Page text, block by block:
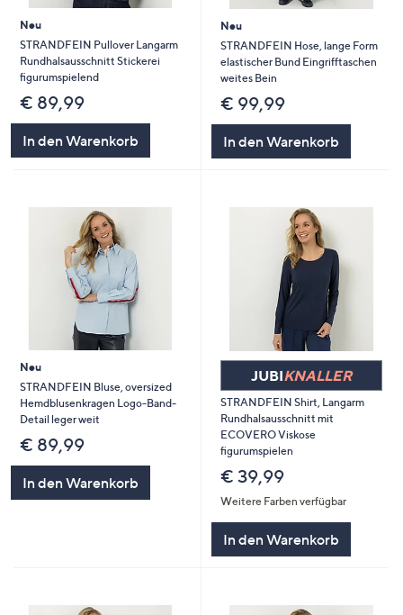
Neu
STRANDFEIN Pullover Langarm
Rundhalsausschnitt Stickerei
figurumspielend
€ 89,99
In den Warenkorb
Neu
STRANDFEIN Hose, lange Form
elastischer Bund Eingrifftaschen
weites Bein
€ 99,99
In den Warenkorb
Neu
STRANDFEIN Bluse, oversized
Hemdblusenkragen Logo-Band-
Detail leger weit
€ 89,99
In den Warenkorb
JUBIKNALLER
STRANDFEIN Shirt, Langarm
Rundhalsausschnitt mit
ECOVERO Viskose
figurumspielen
€ 39,99
Weitere Farben verfügbar
In den Warenkorb